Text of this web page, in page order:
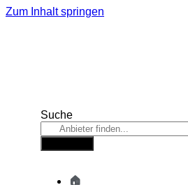
Zum Inhalt springen
Suche
🏠